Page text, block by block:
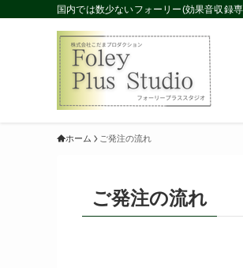
国内では数少ないフォーリー(効果音収録
ホーム ご発注の流れ
ご発注の流れ